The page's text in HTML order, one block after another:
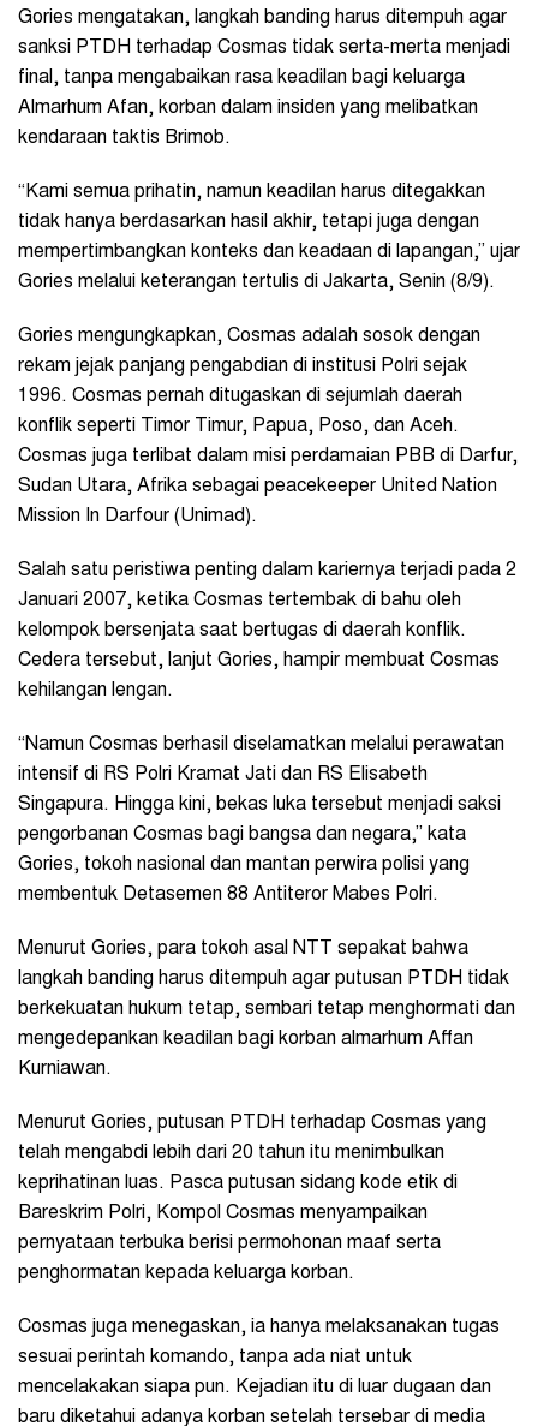
Gories mengatakan, langkah banding harus ditempuh agar
sanksi PTDH terhadap Cosmas tidak serta-merta menjadi
final, tanpa mengabaikan rasa keadilan bagi keluarga
Almarhum Afan, korban dalam insiden yang melibatkan
kendaraan taktis Brimob.
“Kami semua prihatin, namun keadilan harus ditegakkan
tidak hanya berdasarkan hasil akhir, tetapi juga dengan
mempertimbangkan konteks dan keadaan di lapangan,” ujar
Gories melalui keterangan tertulis di Jakarta, Senin (8/9).
Gories mengungkapkan, Cosmas adalah sosok dengan
rekam jejak panjang pengabdian di institusi Polri sejak
1996. Cosmas pernah ditugaskan di sejumlah daerah
konflik seperti Timor Timur, Papua, Poso, dan Aceh.
Cosmas juga terlibat dalam misi perdamaian PBB di Darfur,
Sudan Utara, Afrika sebagai peacekeeper United Nation
Mission In Darfour (Unimad).
Salah satu peristiwa penting dalam kariernya terjadi pada 2
Januari 2007, ketika Cosmas tertembak di bahu oleh
kelompok bersenjata saat bertugas di daerah konflik.
Cedera tersebut, lanjut Gories, hampir membuat Cosmas
kehilangan lengan.
“Namun Cosmas berhasil diselamatkan melalui perawatan
intensif di RS Polri Kramat Jati dan RS Elisabeth
Singapura. Hingga kini, bekas luka tersebut menjadi saksi
pengorbanan Cosmas bagi bangsa dan negara,” kata
Gories, tokoh nasional dan mantan perwira polisi yang
membentuk Detasemen 88 Antiteror Mabes Polri.
Menurut Gories, para tokoh asal NTT sepakat bahwa
langkah banding harus ditempuh agar putusan PTDH tidak
berkekuatan hukum tetap, sembari tetap menghormati dan
mengedepankan keadilan bagi korban almarhum Affan
Kurniawan.
Menurut Gories, putusan PTDH terhadap Cosmas yang
telah mengabdi lebih dari 20 tahun itu menimbulkan
keprihatinan luas. Pasca putusan sidang kode etik di
Bareskrim Polri, Kompol Cosmas menyampaikan
pernyataan terbuka berisi permohonan maaf serta
penghormatan kepada keluarga korban.
Cosmas juga menegaskan, ia hanya melaksanakan tugas
sesuai perintah komando, tanpa ada niat untuk
mencelakakan siapa pun. Kejadian itu di luar dugaan dan
baru diketahui adanya korban setelah tersebar di media